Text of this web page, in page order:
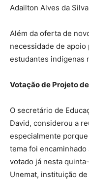
Adailton Alves da
Além da oferta de
necessidade de
estudantes indígenas
Votação de Projeto
O secretário de
David, considerou a
especialmente
tema foi
votado já nesta
Unemat, instituição